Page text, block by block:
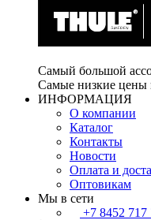
Самый большой
Самые низкие цены
ИНФОРМАЦИЯ
О компании
Каталог
Контакты
Новости
Оплата и
Оптовикам
Мы в сети
+7 8452 717